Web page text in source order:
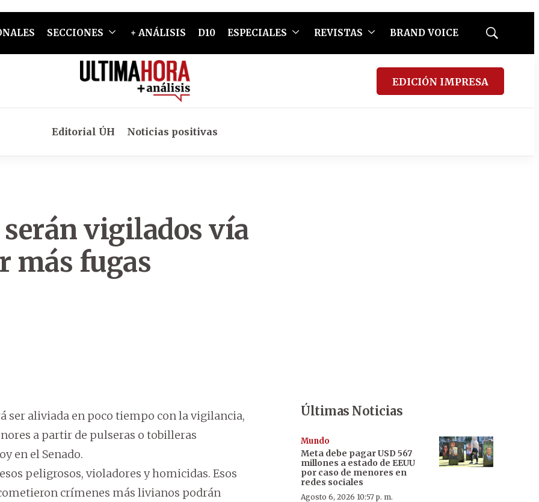
SECCIONES + ANÁLISIS D10 ESPECIALES REVISTAS BRAND VOICE
Mostrar
EDICIÓN IMPRESA
Editorial ÚH Noticias positivas
vigilados vía
más fugas
ser aliviada en poco tiempo con la vigilancia,
a partir de pulseras o tobilleras
en el Senado.
peligrosos, violadores y homicidas. Esos
crímenes más livianos podrán
Últimas Noticias
Mundo
Meta debe pagar USD 567
millones a estado de EEUU
por caso de menores en
redes sociales
Agosto 6, 2026 10:57 p. m.